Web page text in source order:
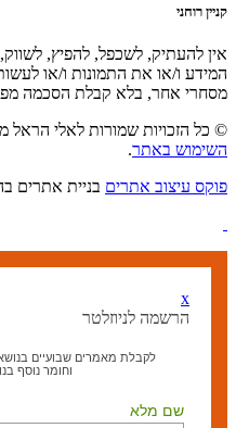
קניין רוחני
אין להעתיק, לשכפל, להפיץ,
המידע ו/או את התמונות ו/או
מסחרי אחר, בלא קבלת הסכמה
© כל הזכויות שמורות לאלי הראל מהנדסים |
השימוש באתר.
פוקס עיצוב אתרים בניית אתרים
x
הרשמה לניוזלטר
לקבלת מאמרים שבועיים
וחומר נוסף
שם מלא